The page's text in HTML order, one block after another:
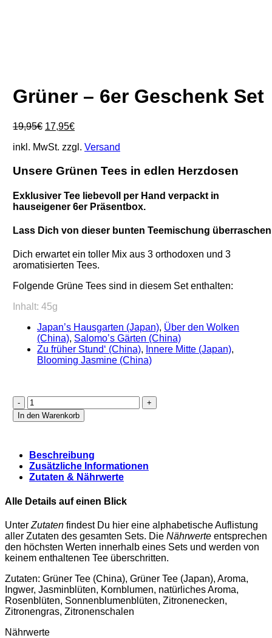
Grüner – 6er Geschenk Set
19,95€ Ursprünglicher
war:
17,95€Aktueller
ist:
inkl. MwSt. zzgl. Versand
Unsere Grünen Tees in edlen Herzdosen
Exklusiver Tee liebevoll per Hand verpackt in
hauseigener 6er Präsentbox.
Lass Dich von dieser bunten Teemischung
Dich erwartet ein toller Mix aus 3 orthodoxen und 3
aromatisierten Tees.
Folgende Grüne Tees sind in diesem Set enthalten:
Inhalt: 45g
Japan’s Hausgarten (Japan), Über den Wolken
(China), Salomo’s Gärten (China)
Zu früher Stund‘ (China), Innere Mitte (Japan),
Blooming Jasmine (China)
Grüner
-
6er
Menge
In den Warenkorb
Beschreibung
Zusätzliche Informationen
Zutaten & Nährwerte
Alle Details auf einen Blick
Unter Zutaten findest Du hier eine alphabetische Auflistung
aller Zutaten des gesamten Sets. Die Nährwerte entsprechen
den höchsten Werten innerhalb eines Sets und werden von
keinem enthaltenen Tee überschritten.
Zutaten: Grüner Tee (China), Grüner Tee (Japan), Aroma,
Ingwer, Jasminblüten, Kornblumen, natürliches Aroma,
Rosenblüten, Sonnenblumenblüten, Zitronenecken,
Zitronengras, Zitronenschalen
Nährwerte